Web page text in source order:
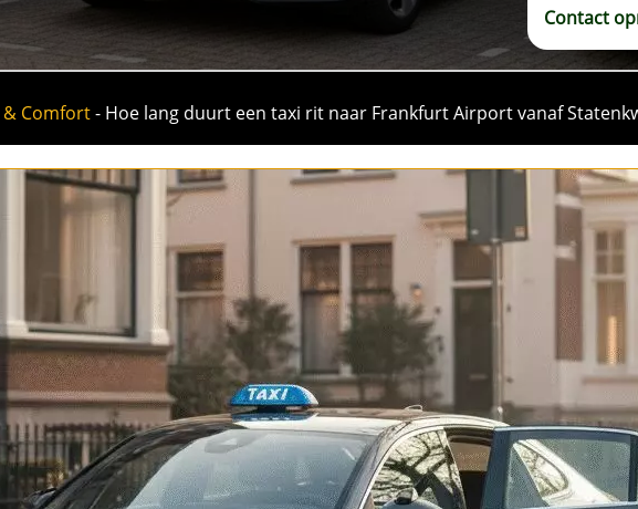
Contact
& Comfort- Hoe lang duurt een taxi rit naar Frankfurt Airport vanaf